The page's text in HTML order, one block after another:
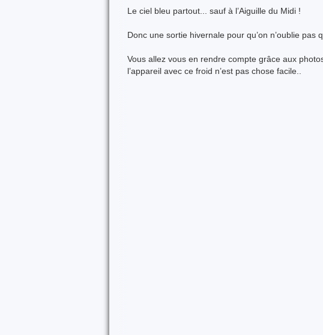
Le ciel bleu partout... sauf à l’Aiguille du Midi !
Donc une sortie hivernale pour qu’on n’oublie pas
Vous allez vous en rendre compte grâce aux
l’appareil avec ce froid n’est pas chose facile..